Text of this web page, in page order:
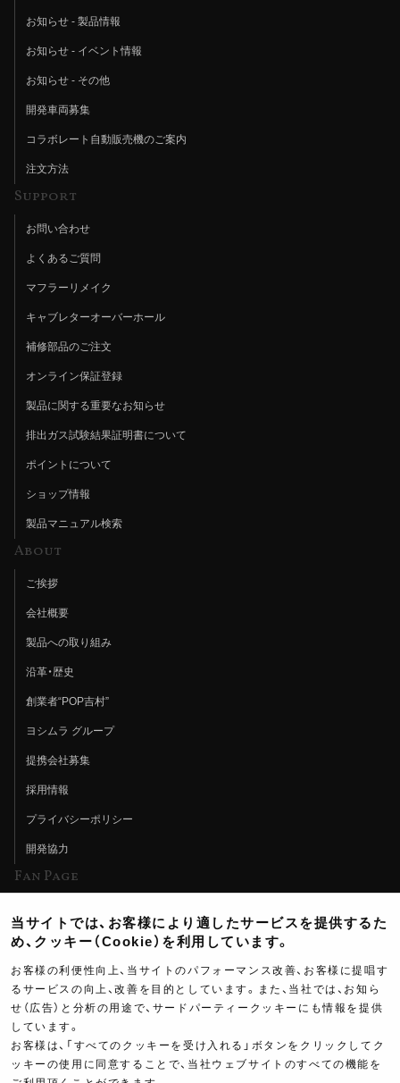
お知らせ - 製品情報
お知らせ - イベント情報
お知らせ - その他
開発車両募集
コラボレート自動販売機のご案内
注文方法
Support
お問い合わせ
よくあるご質問
マフラーリメイク
キャブレターオーバーホール
補修部品のご注文
オンライン保証登録
製品に関する重要なお知らせ
排出ガス試験結果証明書について
ポイントについて
ショップ情報
製品マニュアル検索
About
ご挨拶
会社概要
製品への取り組み
沿革・歴史
創業者“POP吉村”
ヨシムラ グループ
提携会社募集
採用情報
プライバシーポリシー
開発協力
Fan Page
ヨシムラTV
イベント情報
イベントスケジュール
ツーリングブレイクタイム
当サイトでは、お客様により適したサービスを提供するた
め、クッキー（Cookie）を利用しています。
お客様の利便性向上、当サイトのパフォーマンス改善、お客様に提唱す
るサービスの向上、改善を目的としています。また、当社では、お知ら
せ（広告）と分析の用途で、サードパーティークッキーにも情報を提供
しています。
お客様は、「すべてのクッキーを受け入れる」ボタンをクリックしてク
ッキーの使用に同意することで、当社ウェブサイトのすべての機能を